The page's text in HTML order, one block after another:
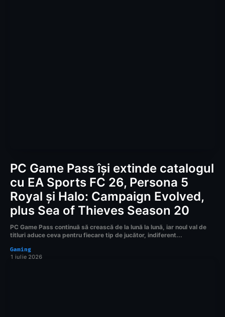
PC Game Pass își extinde catalogul
cu EA Sports FC 26, Persona 5
Royal și Halo: Campaign Evolved,
plus Sea of Thieves Season 20
PC Game Pass continuă să crească de la lună la lună, iar noul val de
titluri aduce ceva pentru fiecare tip de jucător, indiferent...
Gaming
1 iulie 2026